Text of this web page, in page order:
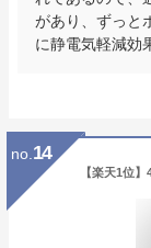
があり、ずっと
に静電気軽減効
no. 14